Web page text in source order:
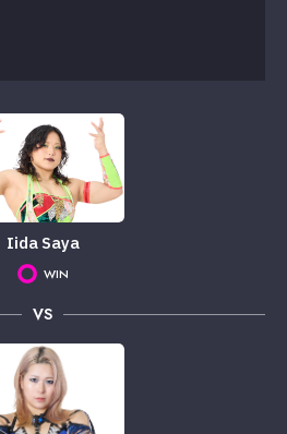
Iida Saya
WIN
VS